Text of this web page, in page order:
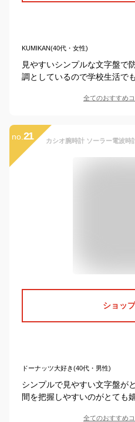
KUMIKAN(40代・女性)
見やすいシンプルな文字盤で
調としているので学校生活で
全てのおすすめ
no. 21
ショッ
ドーナッツ大好き(40代・男性)
シンプルで見やすい文字盤が
間を把握しやすいのがとても嬉
全てのおすすめ